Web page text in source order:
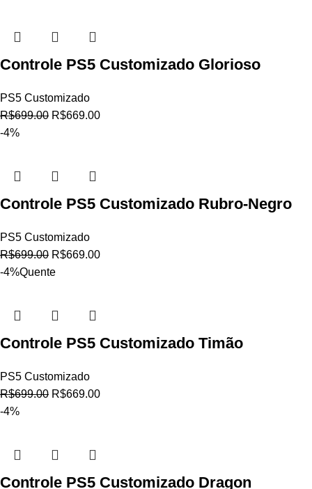
Controle PS5 Customizado Glorioso
PS5 Customizado
R$699.00 R$669.00
-4%
Controle PS5 Customizado Rubro-Negro
PS5 Customizado
R$699.00 R$669.00
-4%Quente
Controle PS5 Customizado Timão
PS5 Customizado
R$699.00 R$669.00
-4%
Controle PS5 Customizado Dragon